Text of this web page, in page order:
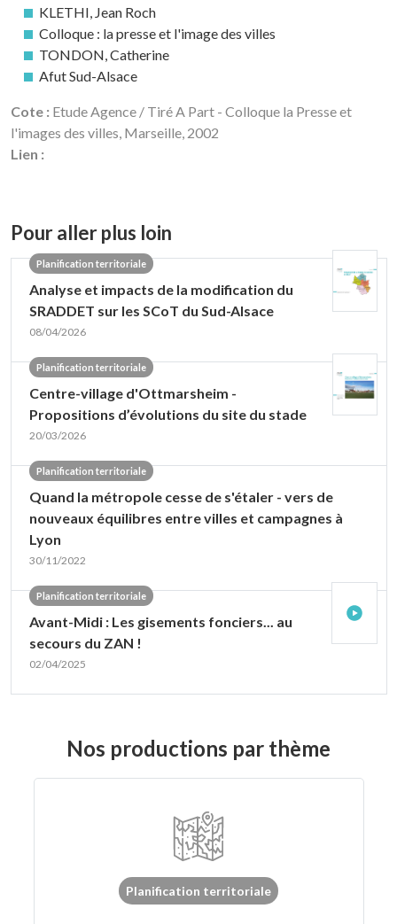
KLETHI, Jean Roch
Colloque : la presse et l'image des villes
TONDON, Catherine
Afut Sud-Alsace
Cote : Etude Agence / Tiré A Part - Colloque la Presse et
l'images des villes, Marseille, 2002
Lien :
Pour aller plus loin
Planification territoriale
Analyse et impacts de la modification du
SRADDET sur les SCoT du Sud-Alsace
08/04/2026
Planification territoriale
Centre-village d'Ottmarsheim -
Propositions d’évolutions du site du stade
20/03/2026
Planification territoriale
Quand la métropole cesse de s'étaler - vers de
nouveaux équilibres entre villes et campagnes à
Lyon
30/11/2022
Planification territoriale
Avant-Midi : Les gisements fonciers... au
secours du ZAN !
02/04/2025
Nos productions par thème
Planification territoriale